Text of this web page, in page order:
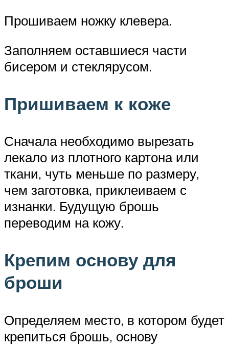
Прошиваем ножку клевера.
Заполняем оставшиеся части
бисером и стеклярусом.
Пришиваем к коже
Сначала необходимо вырезать
лекало из плотного картона или
ткани, чуть меньше по размеру,
чем заготовка, приклеиваем с
изнанки. Будущую брошь
переводим на кожу.
Крепим основу для
броши
Определяем место, в котором будет
крепиться брошь, основу